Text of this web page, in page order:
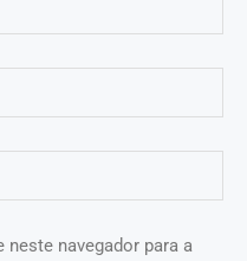
navegador para a